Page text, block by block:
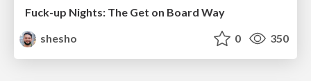
Fuck-up Nights: The Get on Board Way
shesho
0 350